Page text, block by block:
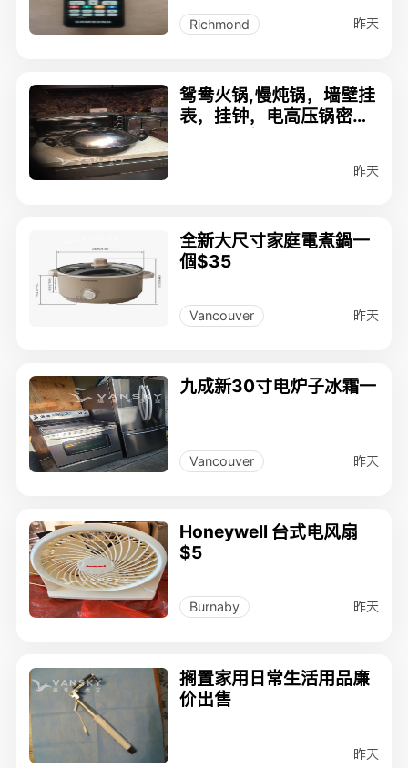
Richmond 昨天
鸳鸯火锅,慢炖锅，墙壁挂
表，挂钟，电高压锅密封
昨天
全新大尺寸家庭電煮鍋一
個$35
Vancouver 昨天
九成新30寸电炉子冰霜一
Vancouver 昨天
Honeywell 台式电风扇
$5
Burnaby 昨天
搁置家用日常生活用品廉
价出售
昨天